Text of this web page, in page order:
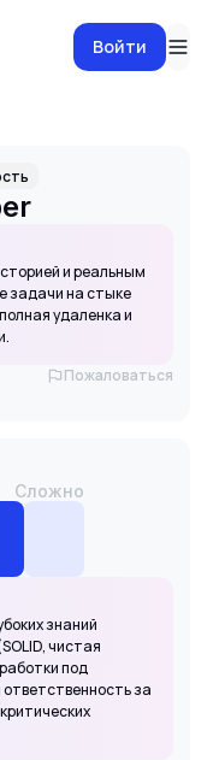
Войти
и реальным
задачи на стыке
удаленка и
Пожаловаться
Сложно
знаний
чистая
под
за